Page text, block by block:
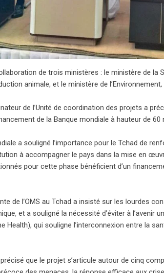
de trois ministères : le ministère de la
animale, et le ministère de
de l’Unité de coordination des projets a
de la Banque mondiale à hauteur de 60
a souligné l’importance pour le Tchad de
à accompagner le pays dans la mise en
pour cette phase bénéficient d’un
de l’OMS au Tchad a insisté sur les lourdes
et a souligné la nécessité d’éviter à l’avenir
Health), qui souligne l’interconnexion entre la
que le projet s’articule autour de cinq